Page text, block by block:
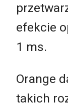
efekcie
1 ms.
Orange
takich